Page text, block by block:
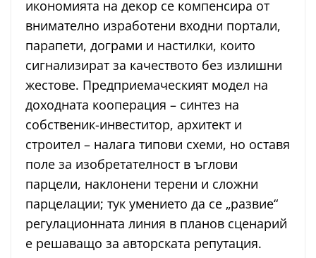
икономията на декор се компенсира от
внимателно изработени входни портали,
парапети, дограми и настилки, които
сигнализират за качеството без излишни
жестове. Предприемаческият модел на
доходната кооперация – синтез на
собственик-инвеститор, архитект и
строител – налага типови схеми, но оставя
поле за изобретателност в ъглови
парцели, наклонени терени и сложни
парцелации; тук умението да се „развие“
регулационната линия в планов сценарий
е решаващо за авторската репутация.